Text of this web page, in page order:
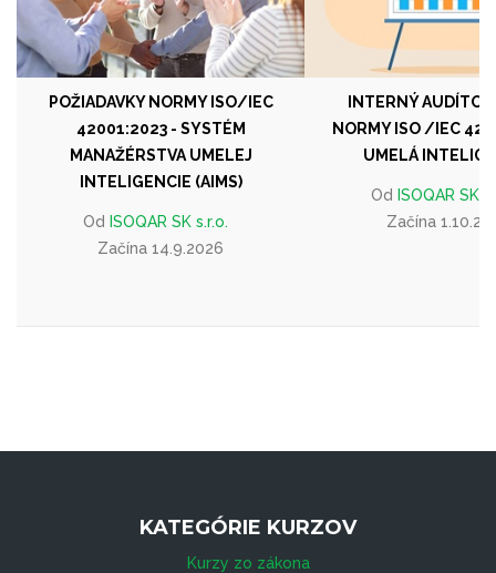
POŽIADAVKY NORMY ISO/IEC
42001:2023 - SYSTÉM
MANAŽÉRSTVA UMELEJ
INTELIGENCIE (AIMS)
Od ISOQAR SK s.r.o.
Začína 14.9.2026
INTERNÝ AUDÍTOR
NORMY ISO /IEC
UMELÁ
Od ISOQAR SK
Začína
KATEGÓRIE KURZOV
Kurzy zo zákona